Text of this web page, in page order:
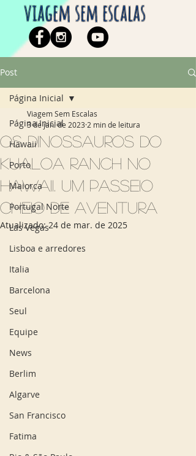
viagem sem escalas
Post
Página Inicial
Hawaii
Porto
Maiorca
Portugal Norte
Las Vegas
Lisboa e arredores
Italia
Barcelona
Seul
Equipe
News
Berlim
Algarve
San Francisco
Fatima
Página Inicial
Os dinossauros do
Kualoa Ranch no
Hawaii. Um passeio
cheio de aventura
Viagem Sem Escalas
3 de jan. de 2023 2 min de leitura
Atualizado:24 de mar. de 2025